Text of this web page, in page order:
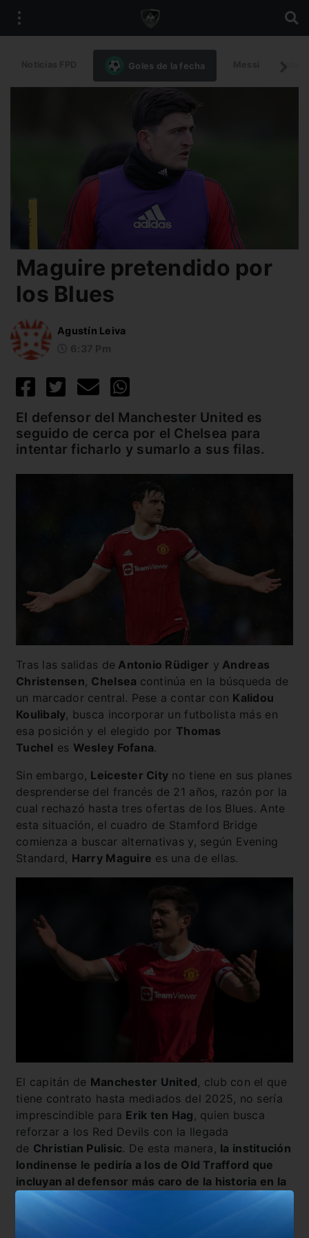
Goles de la fecha
Maguire pretendido por
los Blues
Agustín Leiva
El defensor del Manchester United es
seguido de cerca por el Chelsea para
intentar ficharlo y sumarlo a sus filas.
Tras las salidas de Antonio Rüdiger y Andreas
Christensen, Chelsea continúa en la búsqueda de
un marcador central. Pese a contar con Kalidou
Koulibaly, busca incorporar un futbolista más en
esa posición y el elegido por Thomas
Tuchel es Wesley Fofana.
Sin embargo, Leicester City no tiene en sus planes
desprenderse del francés de 21 años, razón por la
cual rechazó hasta tres ofertas de los Blues. Ante
esta situación, el cuadro de Stamford Bridge
comienza a buscar alternativas y, según Evening
Standard, Harry Maguire es una de ellas.
El capitán de Manchester United, club con el que
tiene contrato hasta mediados del 2025, no sería
imprescindible para Erik ten Hag , quien busca
reforzar a los Red Devils con la llegada
de Christian Pulisic. De esta manera, la institución
londinense le pediría a los de Old Trafford que
incluyan al defensor más caro de la historia en la
negociación por el atacante estadounidense.